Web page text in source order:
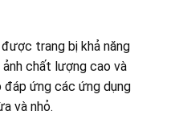
trang bị khả năng
chất lượng cao và
đáp ứng các ứng dụng
và nhỏ.